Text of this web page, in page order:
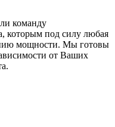
команду
которым под силу любая
мощности. Мы готовы
от Ваших